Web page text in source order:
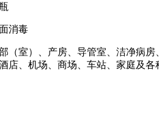
消毒
（室）、产房、导管室、洁净病
店、机场、商场、车站、家庭及